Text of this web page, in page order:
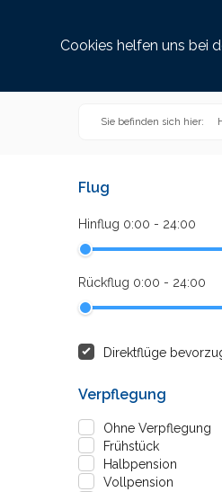
Cookies helfen uns bei
Sie befinden sich hier:
Flug
Hinflug 0:00 - 24:00
Rückflug 0:00 - 24:00
Direktflüge
Verpflegung
Ohne Verpflegung
Frühstück
Halbpension
Vollpension